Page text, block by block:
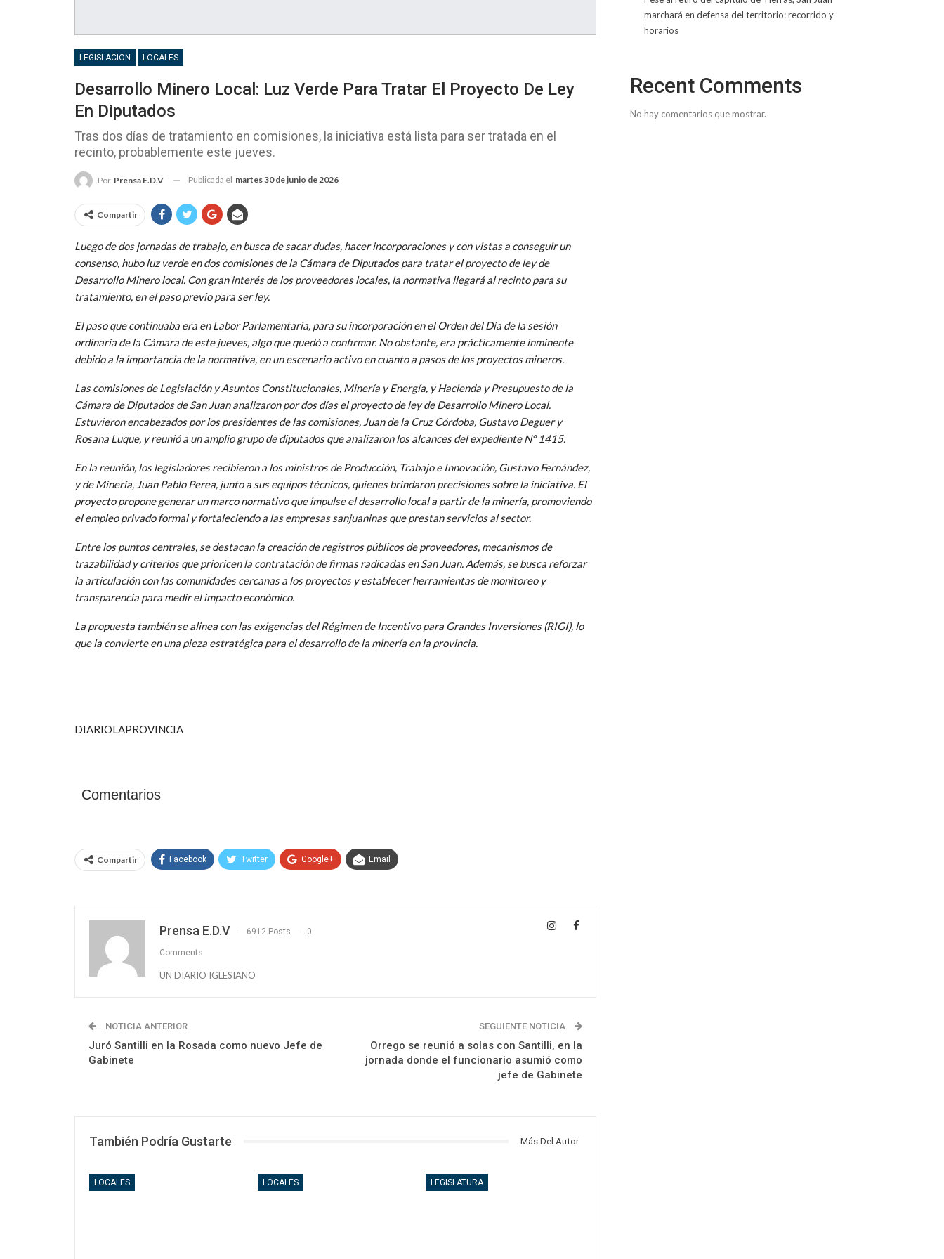
LEGISLACION LOCALES
Desarrollo Minero Local: Luz Verde Para Tratar El Proyecto De Ley
En Diputados
Tras dos días de tratamiento en comisiones, la iniciativa está lista para ser tratada en el
recinto, probablemente este jueves.
Por Prensa E.D.V Publicada el martes 30 de junio de 2026
Compartir
Luego de dos jornadas de trabajo, en busca de sacar dudas, hacer incorporaciones y con vistas a conseguir un
consenso, hubo luz verde en dos comisiones de la Cámara de Diputados para tratar el proyecto de ley de
Desarrollo Minero local. Con gran interés de los proveedores locales, la normativa llegará al recinto para su
tratamiento, en el paso previo para ser ley.
El paso que continuaba era en Labor Parlamentaria, para su incorporación en el Orden del Día de la sesión
ordinaria de la Cámara de este jueves, algo que quedó a confirmar. No obstante, era prácticamente inminente
debido a la importancia de la normativa, en un escenario activo en cuanto a pasos de los proyectos mineros.
Las comisiones de Legislación y Asuntos Constitucionales, Minería y Energía, y Hacienda y Presupuesto de la
Cámara de Diputados de San Juan analizaron por dos días el proyecto de ley de Desarrollo Minero Local.
Estuvieron encabezados por los presidentes de las comisiones, Juan de la Cruz Córdoba, Gustavo Deguer y
Rosana Luque, y reunió a un amplio grupo de diputados que analizaron los alcances del expediente Nº 1415.
En la reunión, los legisladores recibieron a los ministros de Producción, Trabajo e Innovación, Gustavo Fernández,
y de Minería, Juan Pablo Perea, junto a sus equipos técnicos, quienes brindaron precisiones sobre la iniciativa. El
proyecto propone generar un marco normativo que impulse el desarrollo local a partir de la minería, promoviendo
el empleo privado formal y fortaleciendo a las empresas sanjuaninas que prestan servicios al sector.
Entre los puntos centrales, se destacan la creación de registros públicos de proveedores, mecanismos de
trazabilidad y criterios que prioricen la contratación de firmas radicadas en San Juan. Además, se busca reforzar
la articulación con las comunidades cercanas a los proyectos y establecer herramientas de monitoreo y
transparencia para medir el impacto económico.
La propuesta también se alinea con las exigencias del Régimen de Incentivo para Grandes Inversiones (RIGI), lo
que la convierte en una pieza estratégica para el desarrollo de la minería en la provincia.
DIARIOLAPROVINCIA
Comentarios
Compartir Facebook Twitter Google+ Email
Prensa E.D.V 6912 Posts 0
Comments
UN DIARIO IGLESIANO
NOTICIA ANTERIOR
Juró Santilli en la Rosada como nuevo Jefe de
Gabinete
SEGUIENTE NOTICIA
Orrego se reunió a solas con Santilli, en la
jornada donde el funcionario asumió como
jefe de Gabinete
También Podría Gustarte Más Del Autor
LOCALES LOCALES LEGISLATURA
marchará en defensa del territorio: recorrido y
horarios
Recent Comments
No hay comentarios que mostrar.